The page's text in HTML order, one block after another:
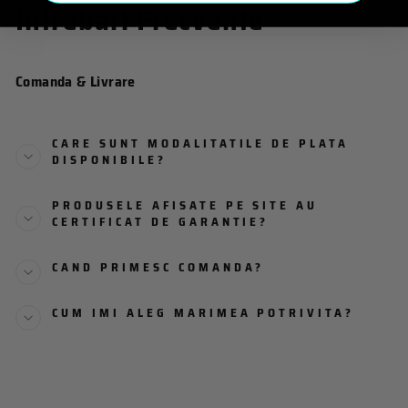
Intrebari Frecvente
Comanda & Livrare
CARE SUNT MODALITATILE DE PLATA
DISPONIBILE?
PRODUSELE AFISATE PE SITE AU
CERTIFICAT DE GARANTIE?
CAND PRIMESC COMANDA?
CUM IMI ALEG MARIMEA POTRIVITA?